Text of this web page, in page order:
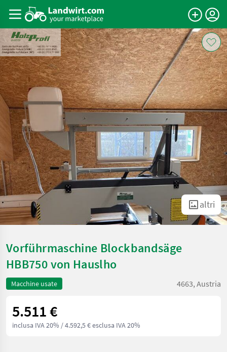
altri
Vorführmaschine Blockbandsäge
HBB750 von Hauslho
Macchine usate 4663, Austria
5.511 €
inclusa IVA 20% / 4.592,5 € esclusa IVA 20%